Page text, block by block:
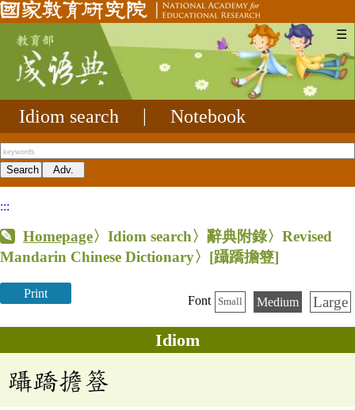
☰
Idiom search Notebook
:::
Homepage〉Idiom search〉辭典附錄〉Revised
Mandarin Chinese Dictionary〉 [躡蹻擔簦]
Print
Font Small Medium Large
Idiom
躡蹻擔簦